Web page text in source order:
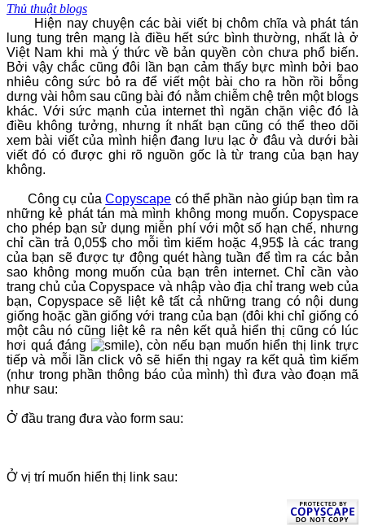
Thủ thuật blogs
Hiện nay chuyện các bài viết bị chôm chĩa và phát tán
lung tung trên mạng là điều hết sức bình thường, nhất là ở
Việt Nam khi mà ý thức về bản quyền còn chưa phổ biến.
Bởi vậy chắc cũng đôi lần bạn cảm thấy bực mình bởi bao
nhiêu công sức bỏ ra để viết một bài cho ra hồn rồi bỗng
dưng vài hôm sau cũng bài đó nằm chiễm chệ trên một blogs
khác. Với sức mạnh của internet thì ngăn chặn việc đó là
điều không tưởng, nhưng ít nhất bạn cũng có thể theo dõi
xem bài viết của mình hiện đang lưu lạc ở đâu và dưới bài
viết đó có được ghi rõ nguồn gốc là từ trang của bạn hay
không.
Công cụ củaCopyscape có thể phần nào giúp bạn tìm ra
những kẻ phát tán mà mình không mong muốn. Copyspace
cho phép bạn sử dụng miễn phí với một số hạn chế, nhưng
chỉ cần trả 0,05$ cho mỗi tìm kiếm hoặc 4,95$ là các trang
của bạn sẽ được tự động quét hàng tuần để tìm ra các bản
sao không mong muốn của bạn trên internet. Chỉ cần vào
trang chủ của Copyspace và nhập vào địa chỉ trang web của
bạn, Copyspace sẽ liệt kê tất cả những trang có nội dung
giống hoặc gần giống với trang của bạn (đôi khi chỉ giống có
một câu nó cũng liệt kê ra nên kết quả hiển thị cũng có lúc
hơi quá đáng
), còn nếu bạn muốn hiển thị link trực
tiếp và mỗi lần click vô sẽ hiển thị ngay ra kết quả tìm kiếm
(như trong phần thông báo của mình) thì đưa vào đoạn mã
như sau:
Ở đầu trang đưa vào form sau:
Ở vị trí muốn hiển thị link sau: